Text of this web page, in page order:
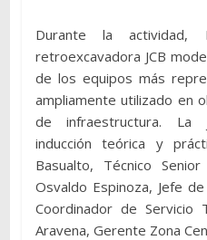
Durante la actividad,
retroexcavadora JCB
de los equipos más
ampliamente utilizado en
de infraestructura. La
inducción teórica y
Basualto, Técnico
Osvaldo Espinoza, Jefe
Coordinador de Servicio
Aravena, Gerente Zona